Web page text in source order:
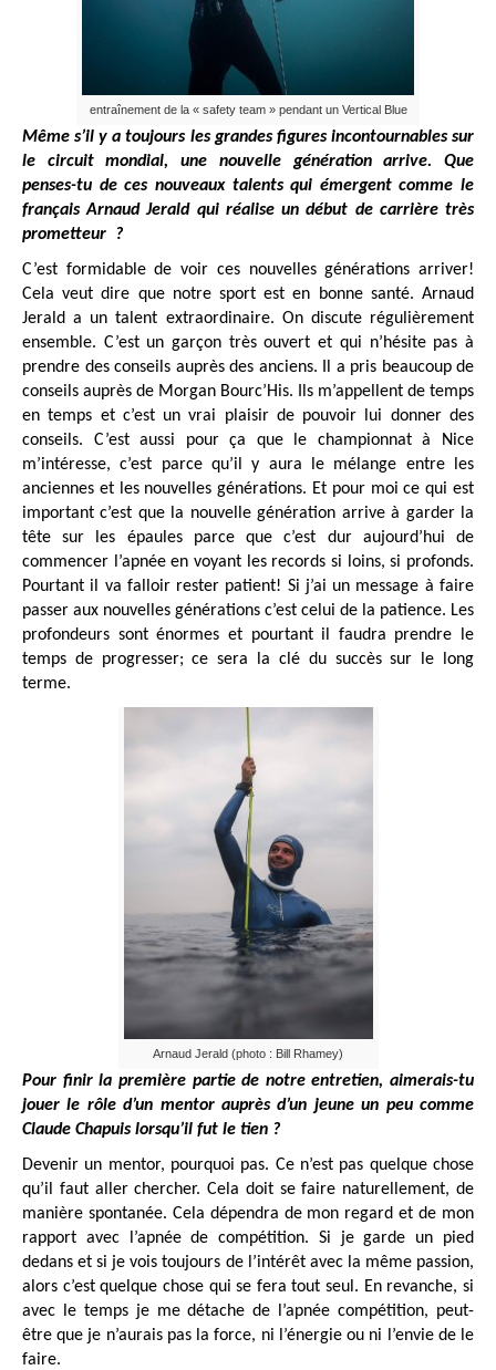
entraînement de la « safety team » pendant un Vertical Blue
Même s’il y a toujours les grandes figures incontournables sur
le circuit mondial, une nouvelle génération arrive. Que
penses-tu de ces nouveaux talents qui émergent comme le
français Arnaud Jerald qui réalise un début de carrière très
prometteur ?
C’est formidable de voir ces nouvelles générations arriver!
Cela veut dire que notre sport est en bonne santé. Arnaud
Jerald a un talent extraordinaire. On discute régulièrement
ensemble. C’est un garçon très ouvert et qui n’hésite pas à
prendre des conseils auprès des anciens. Il a pris beaucoup de
conseils auprès de Morgan Bourc’His. Ils m’appellent de temps
en temps et c’est un vrai plaisir de pouvoir lui donner des
conseils. C’est aussi pour ça que le championnat à Nice
m’intéresse, c’est parce qu’il y aura le mélange entre les
anciennes et les nouvelles générations. Et pour moi ce qui est
important c’est que la nouvelle génération arrive à garder la
tête sur les épaules parce que c’est dur aujourd’hui de
commencer l’apnée en voyant les records si loins, si profonds.
Pourtant il va falloir rester patient! Si j’ai un message à faire
passer aux nouvelles générations c’est celui de la patience. Les
profondeurs sont énormes et pourtant il faudra prendre le
temps de progresser; ce sera la clé du succès sur le long
terme.
Arnaud Jerald (photo : Bill Rhamey)
Pour finir la première partie de notre entretien, aimerais-tu
jouer le rôle d’un mentor auprès d’un jeune un peu comme
Claude Chapuis lorsqu’il fut le tien ?
Devenir un mentor, pourquoi pas. Ce n’est pas quelque chose
qu’il faut aller chercher. Cela doit se faire naturellement, de
manière spontanée. Cela dépendra de mon regard et de mon
rapport avec l’apnée de compétition. Si je garde un pied
dedans et si je vois toujours de l’intérêt avec la même passion,
alors c’est quelque chose qui se fera tout seul. En revanche, si
avec le temps je me détache de l’apnée compétition, peut-
être que je n’aurais pas la force, ni l’énergie ou ni l’envie de le
faire.